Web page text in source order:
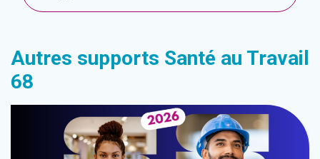
Autres supports Santé au Travail
68